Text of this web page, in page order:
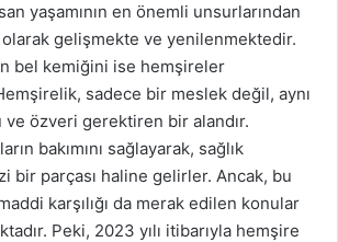
yaşamının en önemli unsurlarından
gelişmekte ve yenilenmektedir.
bel kemiğini ise hemşireler
sadece bir meslek değil, aynı
ve özveri gerektiren bir alandır.
bakımını sağlayarak, sağlık
bir parçası haline gelirler. Ancak, bu
karşılığı da merak edilen konular
Peki, 2023 yılı itibarıyla hemşire